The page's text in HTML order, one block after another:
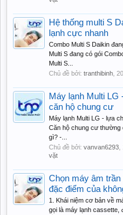
Hệ thống multi S
lạnh cực nhanh
Combo Multi S Daikin
Multi S đang có gói
Multi S...
Chủ đề bởi: tranthibinh
Máy lạnh Multi LG
căn hộ chung cư
Máy lạnh Multi LG - lựa
Căn hộ chung cư thường
gì? -...
Chủ đề bởi: vanvan6293
vặt
Chọn máy âm
đặc điểm của
1. Khái niệm cơ bản về
gọi là máy lạnh cassette,